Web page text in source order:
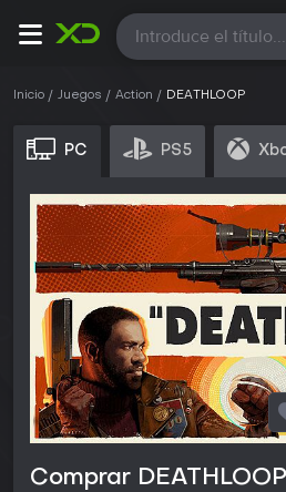
Todas
Inicio Juegos Action DEATHLOOP
PC PS5
Comprar